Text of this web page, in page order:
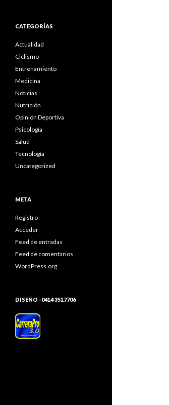
CATEGORÍAS
Actualidad
Ciclismo
Entrenamiento
Medicina
Noticias
Nutrición
Opinión Deportiva
Psicología
Salud
Tecnología
Uncategorized
META
Registro
Acceder
Feed de entradas
Feed de comentarios
WordPress.org
DISEÑO -0414 3517706